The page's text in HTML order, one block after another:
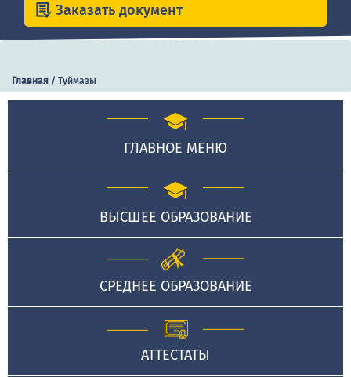
Заказать документ
Главная / Туймазы
ГЛАВНОЕ МЕНЮ
ВЫСШЕЕ ОБРАЗОВАНИЕ
СРЕДНЕЕ ОБРАЗОВАНИЕ
АТТЕСТАТЫ